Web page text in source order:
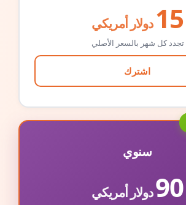
15 دولار أمريكي
تجدد كل شهر بالسعر الأصلي
اشترك
سنوي
90دولار أمريكي